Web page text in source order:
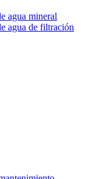
agua mineral
agua de filtración